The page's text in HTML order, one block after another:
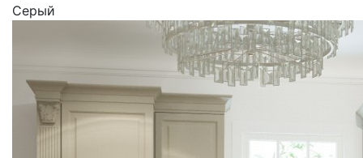
Серый